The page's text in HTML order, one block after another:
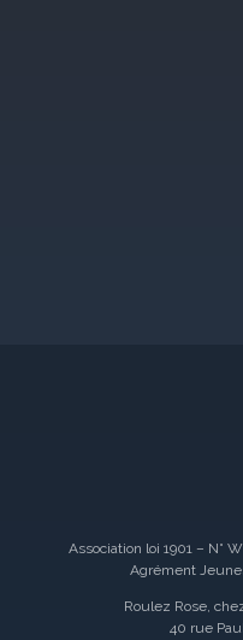
Association loi 1901 – N°
Agrément
Roulez Rose,
40 rue